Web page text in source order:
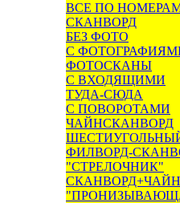
ВСЕ ПО
СКАНВОРД
БЕЗ ФОТО
С
ФОТОСКАНЫ
С ВХОДЯЩИМИ
ТУДА-СЮДА
С ПОВОРОТАМИ
ЧАЙНСКАНВОРД
ФИЛВОРД-
"СТРЕЛОЧНИК"